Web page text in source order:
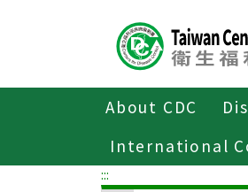
About CDC
International傳染
:::